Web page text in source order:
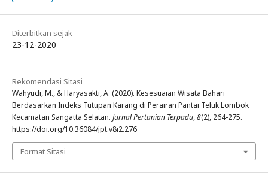
Diterbitkan sejak
23-12-2020
Rekomendasi Sitasi
Wahyudi, M., & Haryasakti, A. (2020). Kesesuaian Wisata Bahari
Berdasarkan Indeks Tutupan Karang di Perairan Pantai Teluk Lombok
Kecamatan Sangatta Selatan. Jurnal Pertanian Terpadu,8(2), 264-275.
https://doi.org/10.36084/jpt.v8i2.276
Format Sitasi